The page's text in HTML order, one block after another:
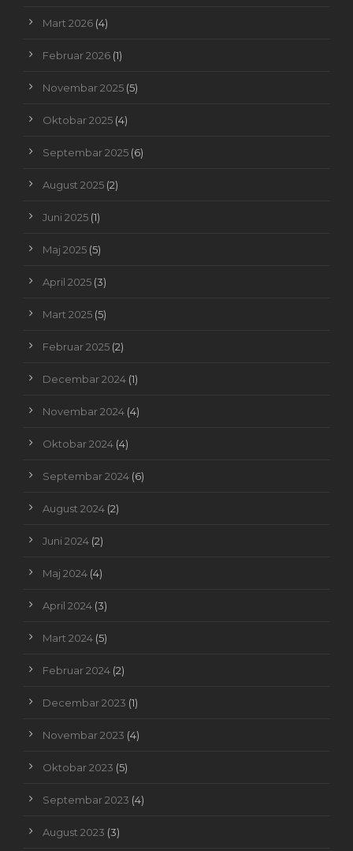
Mart 2026 (4)
Februar 2026 (1)
Novembar 2025 (5)
Oktobar 2025 (4)
Septembar 2025 (6)
August 2025 (2)
Juni 2025 (1)
Maj 2025 (5)
April 2025 (3)
Mart 2025 (5)
Februar 2025 (2)
Decembar 2024 (1)
Novembar 2024 (4)
Oktobar 2024 (4)
Septembar 2024 (6)
August 2024 (2)
Juni 2024 (2)
Maj 2024 (4)
April 2024 (3)
Mart 2024 (5)
Februar 2024 (2)
Decembar 2023 (1)
Novembar 2023 (4)
Oktobar 2023 (5)
Septembar 2023 (4)
August 2023 (3)